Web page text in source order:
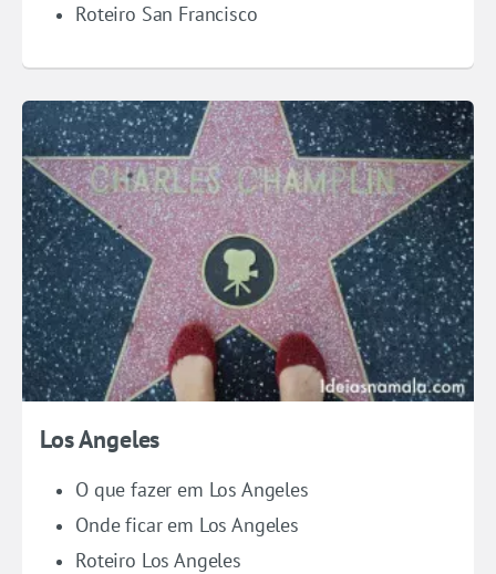
Roteiro San Francisco
Los Angeles
O que fazer em Los Angeles
Onde ficar em Los Angeles
Roteiro Los Angeles